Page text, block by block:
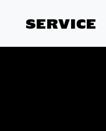
SERVICE